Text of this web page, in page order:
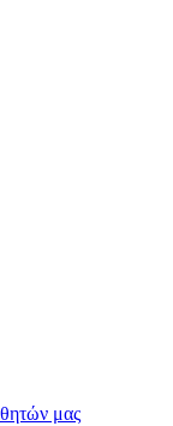
μας